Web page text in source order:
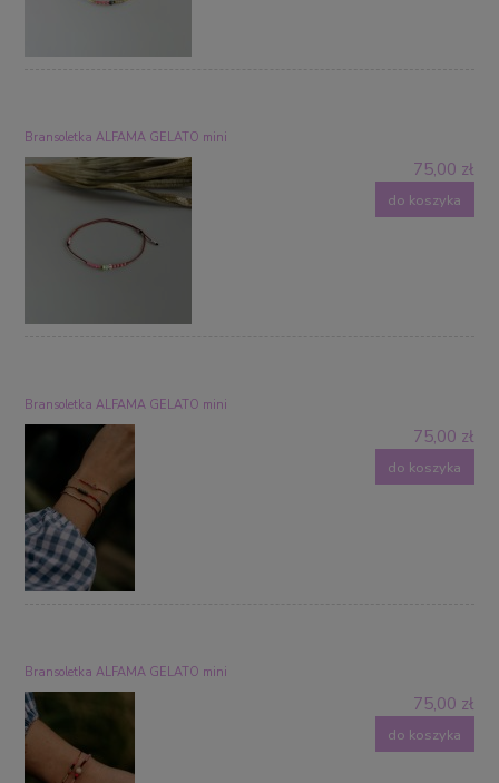
Bransoletka ALFAMA GELATO mini
75,00 zł
do koszyka
Bransoletka ALFAMA GELATO mini
75,00 zł
do koszyka
Bransoletka ALFAMA GELATO mini
75,00 zł
do koszyka